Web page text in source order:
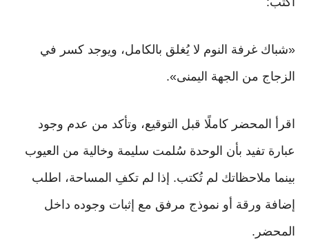
«شباك غرفة النوم لا يُغلق بالكامل، ويوجد كسر في
الزجاج من الجهة اليمنى».
اقرأ المحضر كاملًا قبل التوقيع، وتأكد من عدم وجود
عبارة تفيد بأن الوحدة سُلمت سليمة وخالية من العيوب
بينما ملاحظاتك لم تُكتب. إذا لم تكفِ المساحة، اطلب
إضافة ورقة أو نموذج مرفق مع إثبات وجوده داخل
المحضر.